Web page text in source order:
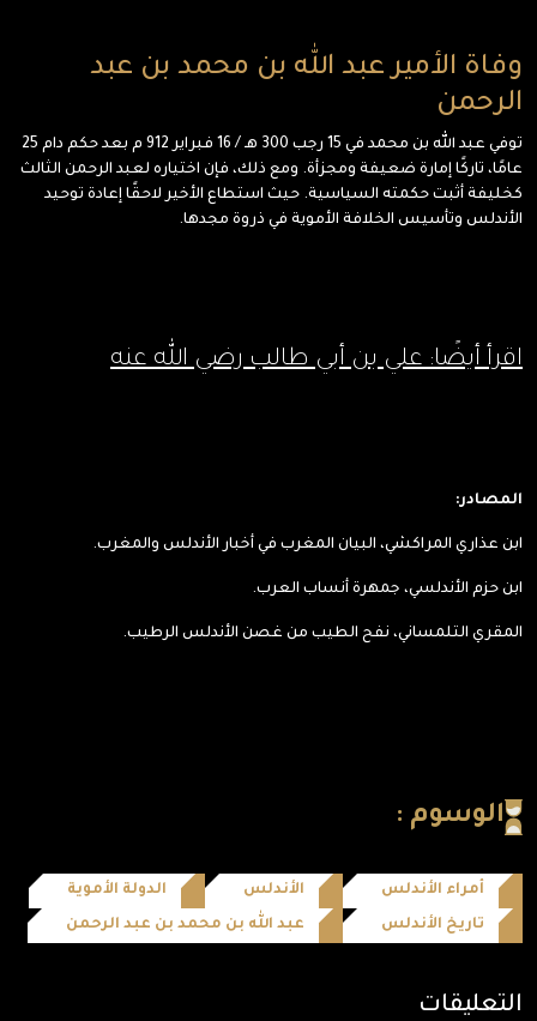
وفاة الأمير عبد الله بن محمد بن عبد
الرحمن
توفي عبد الله بن محمد في 15 رجب 300 هـ / 16 فبراير 912 م بعد حكم دام 25
عامًا، تاركًا إمارة ضعيفة ومجزأة. ومع ذلك، فإن اختياره لعبد الرحمن الثالث
كخليفة أثبت حكمته السياسية. حيث استطاع الأخير لاحقًا إعادة توحيد
الأندلس وتأسيس الخلافة الأموية في ذروة مجدها.
اقرأ أيضًا: علي بن أبي طالب رضي الله عنه
المصادر:
ابن عذاري المراكشي، البيان المغرب في أخبار الأندلس والمغرب.
ابن حزم الأندلسي، جمهرة أنساب العرب.
المقري التلمساني، نفح الطيب من غصن الأندلس الرطيب.
الوسوم :
أمراء الأندلس الأندلس الدولة الأموية
تاريخ الأندلس عبد الله بن محمد بن عبد الرحمن
التعليقات